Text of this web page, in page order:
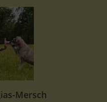
Mersch